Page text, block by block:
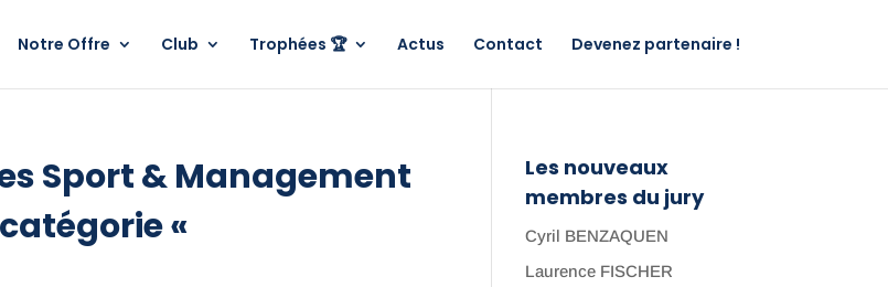
Notre Offre Club Trophées 🏆 Actus Contact Devenez partenaire !
Sport & Management
«
Les nouveaux
membres du jury
Cyril BENZAQUEN
Laurence FISCHER